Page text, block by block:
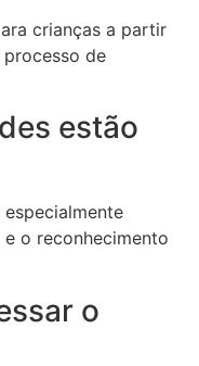
crianças a partir
de
estão
o reconhecimento
o